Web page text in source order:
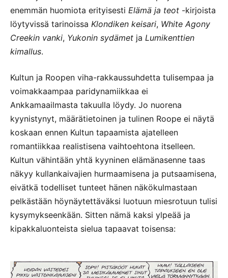
enemmän huomiota erityisesti Elämä ja teot -kirjoista
löytyvissä tarinoissa Klondiken keisari, White Agony
Creekin vanki, Yukonin sydämet ja Lumikenttien
kimallus.
Kultun ja Roopen viha-rakkaussuhdetta tulisempaa ja
voimakkaampaa paridynamiikkaa ei
Ankkamaailmasta takuulla löydy. Jo nuorena
kyynistynyt, määrätietoinen ja tulinen Roope ei näytä
koskaan ennen Kultun tapaamista ajatelleen
romantiikkaa realistisena vaihtoehtona itselleen.
Kultun vähintään yhtä kyyninen elämänasenne taas
näkyy kullankaivajien hurmaamisena ja putsaamisena,
eivätkä todelliset tunteet hänen näkökulmastaan
pelkästään höynäytettäväksi luotuun miesrotuun tulisi
kysymykseenkään. Sitten nämä kaksi ylpeää ja
kipakkaluonteista sielua tapaavat toisensa: